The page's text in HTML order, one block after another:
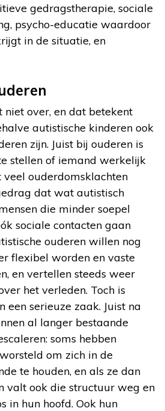
gedragstherapie, sociale
psycho-educatie waardoor
in de situatie, en
over, en dat betekent
autistische kinderen ook
zijn. Juist bij ouderen is
stellen of iemand werkelijk
veel ouderdomsklachten
dat wat autistisch
die minder soepel
sociale contacten gaan
ouderen willen nog
flexibel worden en vaste
en vertellen steeds weer
het verleden. Toch is
een serieuze zaak. Juist na
al langer bestaande
soms hebben
om zich in de
te houden, en als ze dan
valt ook die structuur weg en
in hun hoofd. Ook hun